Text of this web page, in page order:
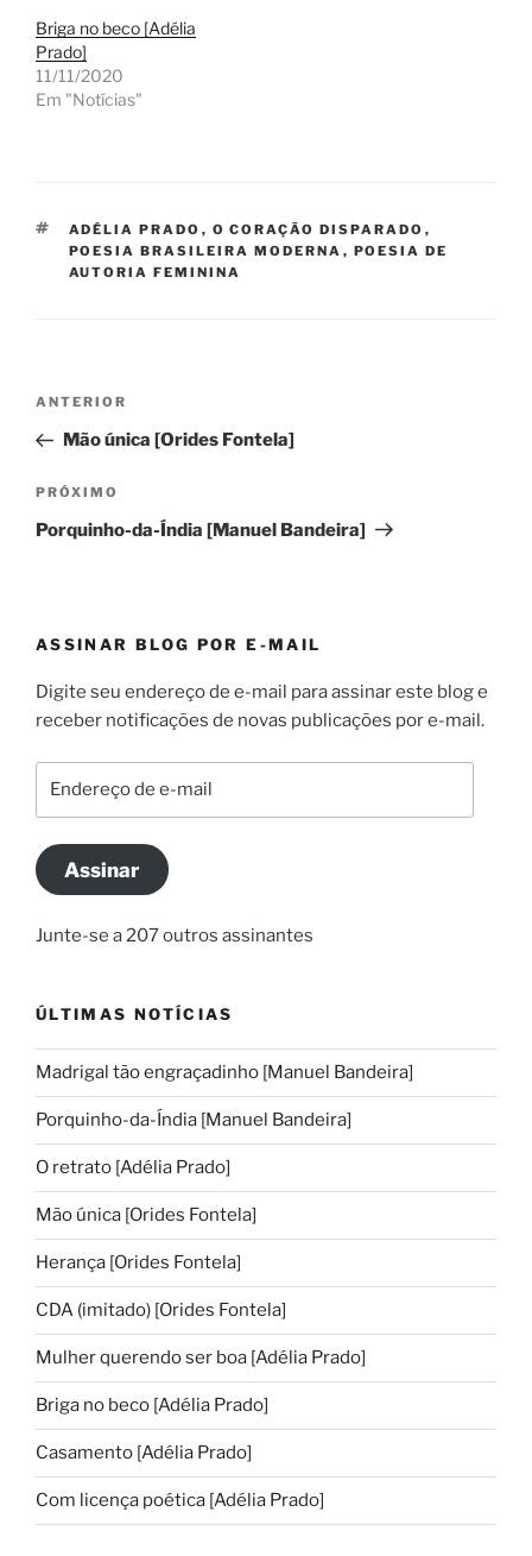
Briga no beco [Adélia
Prado]
11/11/2020
Em "Notícias"
TAGS
ADÉLIA PRADO , O CORAÇÃO DISPARADO ,
POESIA BRASILEIRA MODERNA , POESIA DE
AUTORIA FEMININA
Navegação
Post
Post
anterior
ANTERIOR
Mão única [Orides Fontela]
Próximo
post
PRÓXIMO
Porquinho-da-Índia [Manuel Bandeira]
ASSINAR BLOG POR E-MAIL
Digite seu endereço de e-mail para assinar este blog e
receber notificações de novas publicações por e-mail.
mailAssinar
Junte-se a 207 outros assinantes
ÚLTIMAS NOTÍCIAS
Madrigal tão engraçadinho [Manuel Bandeira]
Porquinho-da-Índia [Manuel Bandeira]
O retrato [Adélia Prado]
Mão única [Orides Fontela]
Herança [Orides Fontela]
CDA (imitado) [Orides Fontela]
Mulher querendo ser boa [Adélia Prado]
Briga no beco [Adélia Prado]
Casamento [Adélia Prado]
Com licença poética [Adélia Prado]